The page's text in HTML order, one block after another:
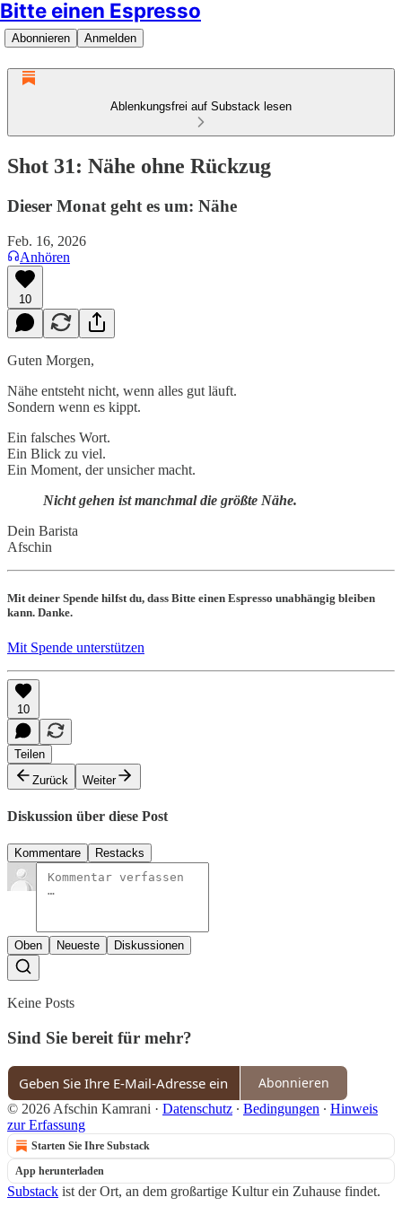
Bitte einen Espresso
Abonnieren Anmelden
Ablenkungsfrei auf Substack lesen
Shot 31: Nähe ohne Rückzug
Dieser Monat geht es um: Nähe
Feb. 16, 2026
Anhören
10
Guten Morgen,
Nähe entsteht nicht, wenn alles gut läuft.
Sondern wenn es kippt.
Ein falsches Wort.
Ein Blick zu viel.
Ein Moment, der unsicher macht.
Nicht gehen ist manchmal die größte Nähe.
Dein Barista
Afschin
Mit deiner Spende hilfst du, dass Bitte einen Espresso unabhängig bleiben
kann. Danke.
Mit Spende unterstützen
10
Teilen
Zurück
Weiter
Diskussion über diese Post
Kommentare Restacks
Oben Neueste Diskussionen
Keine Posts
Sind Sie bereit für mehr?
Abonnieren
© 2026 Afschin Kamrani · Datenschutz ∙ Bedingungen ∙ Hinweis
zur Erfassung
Starten Sie Ihre Substack
App herunterladen
Substack ist der Ort, an dem großartige Kultur ein Zuhause findet.